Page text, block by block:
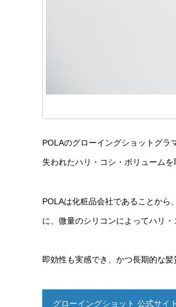
POLAのグローイングショットグラ
失われたハリ・コシ・ボリューム
POLAは化粧品会社であることから
に、微量のシリコンによってハリ・
即効性も実感でき、かつ長期的な
グローイングショット 公式サイ